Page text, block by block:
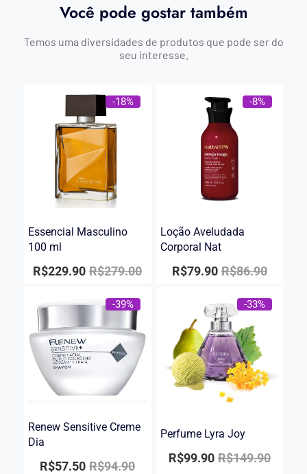
Você pode gostar também
Temos uma diversidades de produtos que pode ser do
seu interesse.
-18%
Essencial Masculino
100 ml
R$279.00
R$229.90
-8%
Loção Aveludada
Corporal Nat
R$86.90
R$79.90
-39%
Renew Sensitive Creme
Dia
R$94.90
R$57.50
-33%
Perfume Lyra Joy
R$149.90
R$99.90